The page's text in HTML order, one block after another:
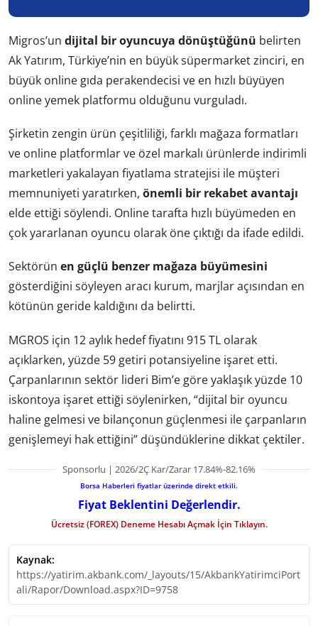
Migros’un dijital bir oyuncuya dönüştüğünü belirten
Ak Yatırım, Türkiye’nin en büyük süpermarket zinciri, en
büyük online gıda perakendecisi ve en hızlı büyüyen
online yemek platformu olduğunu vurguladı.
Şirketin zengin ürün çeşitliliği, farklı mağaza formatları
ve online platformlar ve özel markalı ürünlerde indirimli
marketleri yakalayan fiyatlama stratejisi ile müşteri
memnuniyeti yaratırken, önemli bir rekabet avantajı
elde ettiği söylendi. Online tarafta hızlı büyümeden en
çok yararlanan oyuncu olarak öne çıktığı da ifade edildi.
Sektörün en güçlü benzer mağaza büyümesini
gösterdiğini söyleyen aracı kurum, marjlar açısından en
kötünün geride kaldığını da belirtti.
MGROS için 12 aylık hedef fiyatını 915 TL olarak
açıklarken, yüzde 59 getiri potansiyeline işaret etti.
Çarpanlarının sektör lideri Bim’e göre yaklaşık yüzde 10
iskontoya işaret ettiği söylenirken, “dijital bir oyuncu
haline gelmesi ve bilançonun güçlenmesi ile çarpanların
genişlemeyi hak ettiğini” düşündüklerine dikkat çektiler.
Sponsorlu | 2026/2Ç Kar/Zarar 17.84%-82.16%
Borsa Haberleri fiyatlar üzerinde direkt etkili.
Fiyat Beklentini Değerlendir.
Ücretsiz (FOREX) Deneme Hesabı Açmak İçin Tıklayın.
Kaynak:
https://yatirim.akbank.com/_layouts/15/AkbankYatirimciPort
ali/Rapor/Download.aspx?ID=9758